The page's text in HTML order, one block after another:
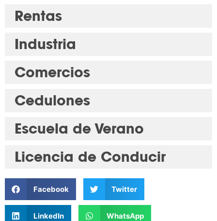
Rentas
Industria
Comercios
Cedulones
Escuela de Verano
Licencia de Conducir
Facebook Twitter
LinkedIn WhatsApp